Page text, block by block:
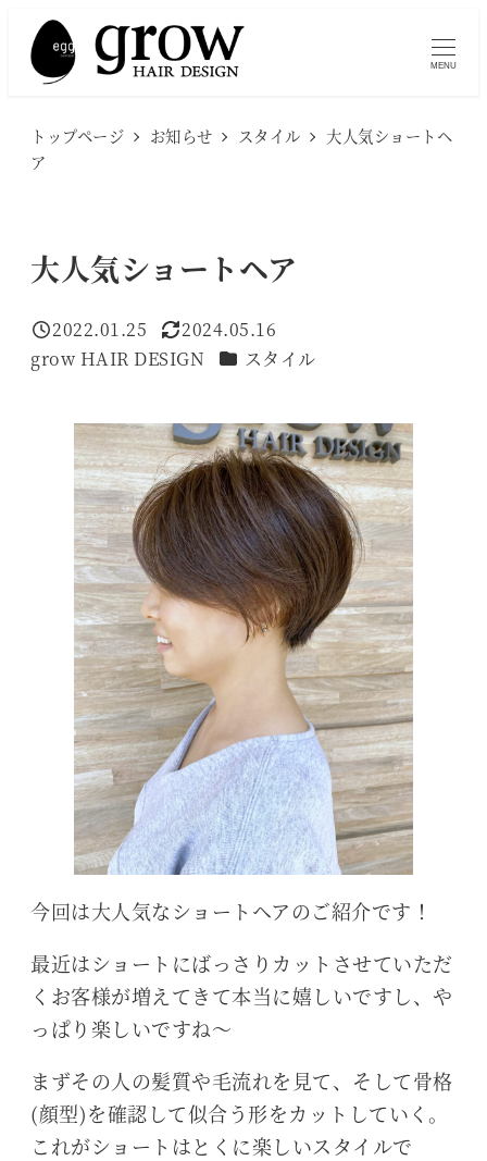
MENU
トップページ お知らせ スタイル
大人気ショートヘ
ア
大人気ショートヘア
投稿日
2022.01.25
更新日
2024.05.16
著
grow HAIR DESIGN カテゴリー
スタイル
今回は大人気なショートヘアのご紹介です！
最近はショートにばっさりカットさせていただ
くお客様が増えてきて本当に嬉しいですし、や
っぱり楽しいですね～
まずその人の髪質や毛流れを見て、そして骨格
(顔型)を確認して似合う形をカットしていく。
これがショートはとくに楽しいスタイルで